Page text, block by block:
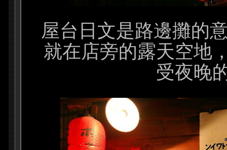
屋台日文是路邊攤的
就在店旁的露天空地
受夜晚